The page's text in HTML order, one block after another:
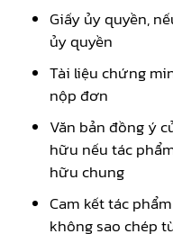
Giấy ủy quyền,
ủy quyền
Tài liệu chứng
nộp đơn
Văn bản đồng ý
hữu nếu tác
hữu chung
Cam kết tác
không sao chép